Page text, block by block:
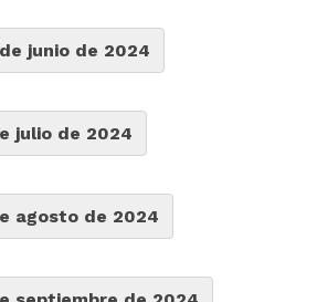
junio de 2024
julio de 2024
agosto de 2024